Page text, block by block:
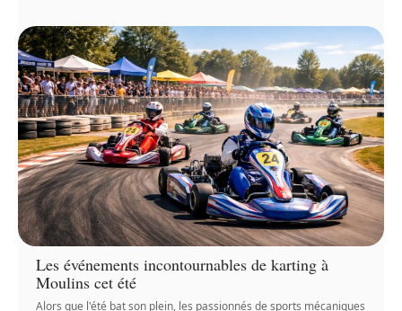
Les événements incontournables de karting à
Moulins cet été
Alors que l'été bat son plein, les passionnés de sports mécaniques